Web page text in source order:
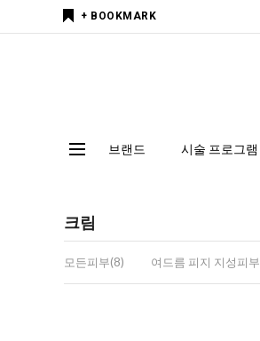
+ BOOKMARK
브랜드 시술 프로그램
크림
모든피부(8) 여드름 피지 지성피부